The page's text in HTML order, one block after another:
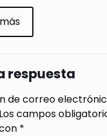
respuesta
de correo
Los campos
*